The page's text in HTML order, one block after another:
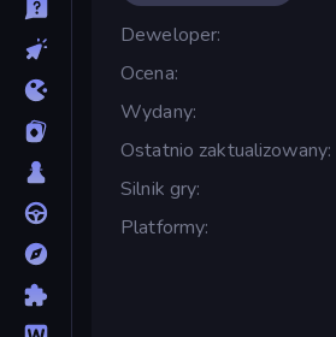
Deweloper
Ocena
Wydany
Ostatnio zaktualizowany
Silnik gry
Platformy